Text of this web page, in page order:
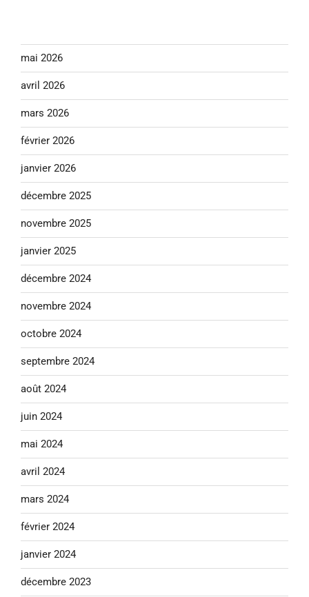
mai 2026
avril 2026
mars 2026
février 2026
janvier 2026
décembre 2025
novembre 2025
janvier 2025
décembre 2024
novembre 2024
octobre 2024
septembre 2024
août 2024
juin 2024
mai 2024
avril 2024
mars 2024
février 2024
janvier 2024
décembre 2023